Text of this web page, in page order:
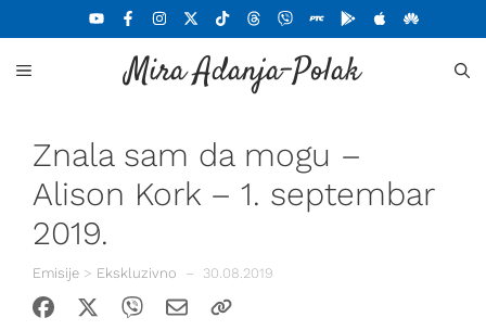
na
sadržaj
Mira Adanja-Polak
MENU
Znala sam da mogu –
Alison Kork – 1. septembar
2019.
Emisije > Ekskluzivno – 30.08.2019